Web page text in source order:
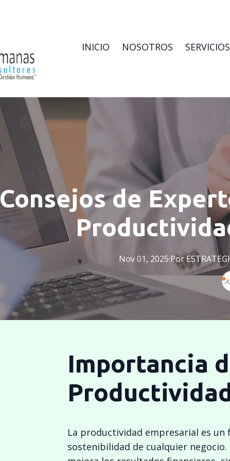
INICIO NOSOTROS SERVICIOS
Consejos de
Nov 01, 2025·Por
Importancia
La productividad empresarial es un
sostenibilidad de cualquier